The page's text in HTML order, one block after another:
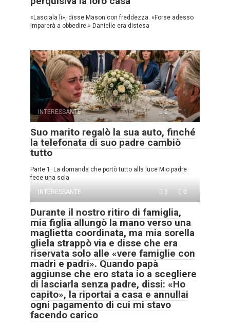
«Lasciala lì», disse Mason con freddezza. «Forse adesso
imparerà a obbedire.» Danielle era distesa
INTERESSANTE 0 1
Suo marito regalò la sua auto, finché
la telefonata di suo padre cambiò
tutto
Parte 1: La domanda che portò tutto alla luce Mio padre
fece una sola
INTERESSANTE
0 0
Durante il nostro ritiro di famiglia,
mia figlia allungò la mano verso una
maglietta coordinata, ma mia sorella
gliela strappò via e disse che era
riservata solo alle «vere famiglie con
madri e padri». Quando papà
aggiunse che ero stata io a scegliere
di lasciarla senza padre, dissi: «Ho
capito», la riportai a casa e annullai
ogni pagamento di cui mi stavo
facendo carico